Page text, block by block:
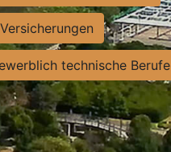
technische Berufe